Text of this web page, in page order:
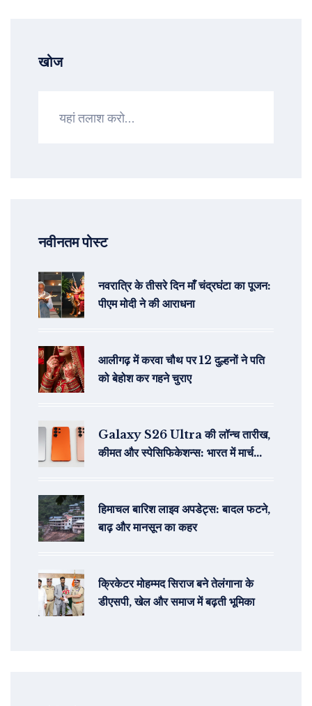
खोज
नवीनतम पोस्ट
नवरात्रि के तीसरे दिन माँ चंद्रघंटा का पूजन:
पीएम मोदी ने की आराधना
आलीगढ़ में करवा चौथ पर 12 दुल्हनों ने पति
को बेहोश कर गहने चुराए
Galaxy S26 Ultra की लॉन्च तारीख,
कीमत और स्पेसिफिकेशन्स: भारत में मार्च
हिमाचल बारिश लाइव अपडेट्स: बादल फटने,
बाढ़ और मानसून का कहर
क्रिकेटर मोहम्मद सिराज बने तेलंगाना के
डीएसपी, खेल और समाज में बढ़ती भूमिका